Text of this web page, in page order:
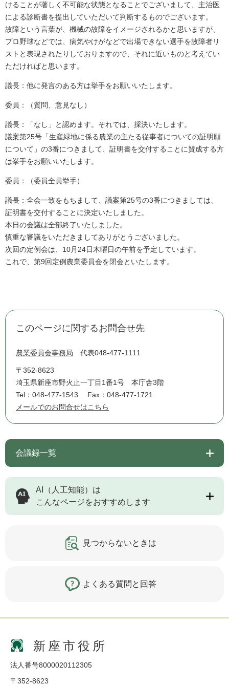
けることが著しく不可能な状態となることでございまして、主治医
による診断書を提出していただいて判断するものでございます。
故障という言葉が、機械の故障をイメージされるかと思いますが、
プロ野球などでは、病気やけがなどで出場できない選手を故障者リ
ストと表現されたりしておりますので、それに近いものと考えてい
ただければと思います。
議長：他に発言のある方は挙手をお願いいたします。
委員：（質問、意見なし）
議長：「なし」と認めます。それでは、採決いたします。
議案第25号「生産緑地に係る農業の主たる従事者についての証明願
について」の3番につきまして、証明書を交付することに賛成する方
は挙手をお願いいたします。
委員：（委員全員挙手）
議長：全会一致をもちまして、議案第25号の3番につきましては、
証明書を交付することに決定いたしました。
本日の会議は全部終了いたしました。
慎重な審議をいただきましてありがとうございました。
次回の定例会は、10月24日木曜日の午前を予定しています。
これで、第9回定例農業委員会を閉会といたします。
このページに関するお問合せ先
農業委員会事務局 代表048-477-1111
〒352-8623
埼玉県新座市野火止一丁目1番1号 本庁舎3階
Tel：048-477-1543
Fax：048-477-1721
メールでのお問合せはこちら
会議録一覧
AI（人工知能）は
こんなページをおすすめします
見つからないときは
よくある質問と回答
新座市役所
法人番号8000020112305
〒352-8623